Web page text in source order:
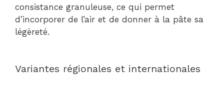
consistance granuleuse, ce qui permet
d’incorporer de l’air et de donner à la pâte sa
légèreté.
Variantes régionales et internationales